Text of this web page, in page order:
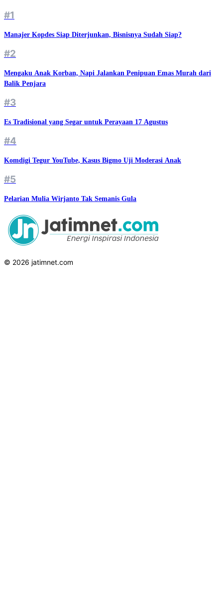
#1
Manajer Kopdes Siap Diterjunkan, Bisnisnya Sudah Siap?
#2
Mengaku Anak Korban, Napi Jalankan Penipuan Emas Murah dari
Balik Penjara
#3
Es Tradisional yang Segar untuk Perayaan 17 Agustus
#4
Komdigi Tegur YouTube, Kasus Bigmo Uji Moderasi Anak
#5
Pelarian Mulia Wirjanto Tak Semanis Gula
© 2026 jatimnet.com